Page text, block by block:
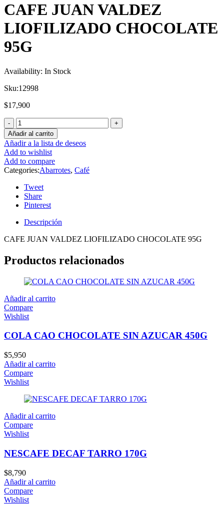
CAFE JUAN VALDEZ
LIOFILIZADO CHOCOLATE
95G
Availability: In Stock
Sku:12998
$17,900
Añadir al carrito
Añadir a la lista de deseos
Add to wishlist
Add to compare
Categories:Abarrotes, Café
Tweet
Share
Pinterest
Descripción
CAFE JUAN VALDEZ LIOFILIZADO CHOCOLATE 95G
Productos relacionados
Añadir al carrito
Compare
Wishlist
COLA CAO CHOCOLATE SIN AZUCAR 450G
$5,950
Añadir al carrito
Compare
Wishlist
Añadir al carrito
Compare
Wishlist
NESCAFE DECAF TARRO 170G
$8,790
Añadir al carrito
Compare
Wishlist